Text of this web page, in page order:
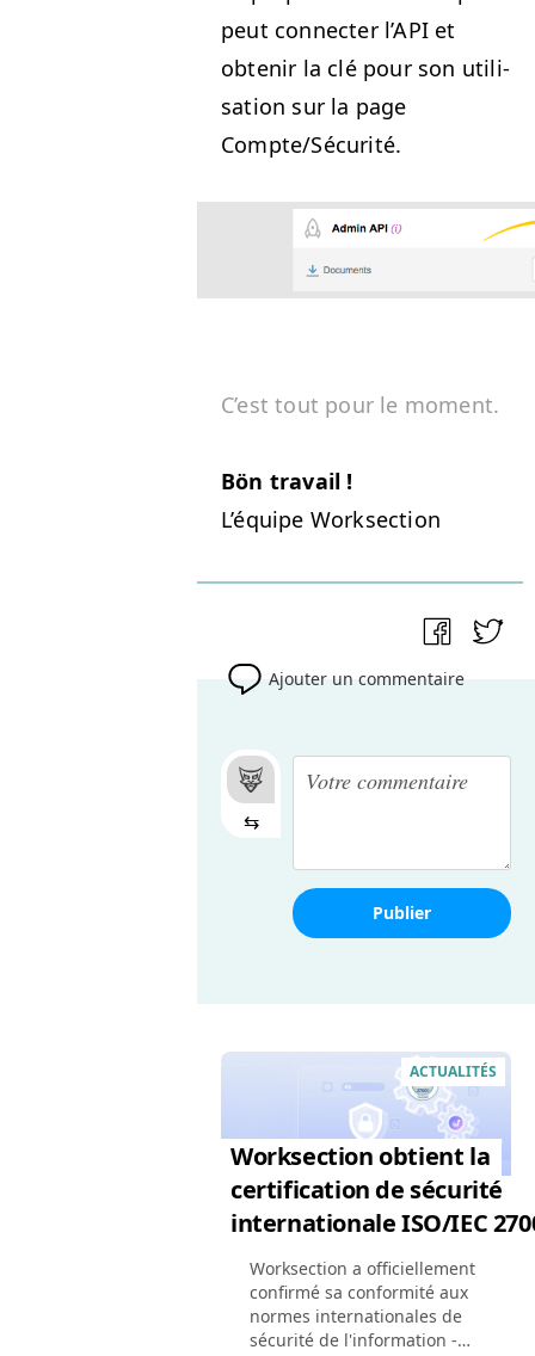
peut con­necter l’API et
obtenir la clé pour son util­i­
sa­tion sur la page
Compte/Sécurité.
C’est tout pour le moment.
Bön tra­vail !
L’équipe Work­sec­tion
Ajouter un commentaire
⇆
Publier
ACTUALITÉS
Worksection obtient la
certification de sécurité
internationale ISO/IEC
Worksection a officiellement
confirmé sa conformité aux
normes internationales de
sécurité de l'information -